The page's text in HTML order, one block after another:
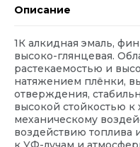
Описание
1К алкидная эмаль,
высоко-глянцевая.
растекаемостью и
натяжением плёнки,
отверждения,
высокой стойкостью к
механическому
воздействию топлива